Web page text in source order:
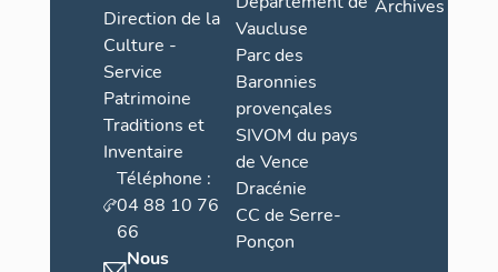
Direction de la
Culture -
Service
Patrimoine
Traditions et
Inventaire
Téléphone :
04 88 10 76
66
Nous
Vaucluse
Parc des
Baronnies
provençales
SIVOM du pays
de Vence
Dracénie
CC de Serre-
Ponçon
Archives